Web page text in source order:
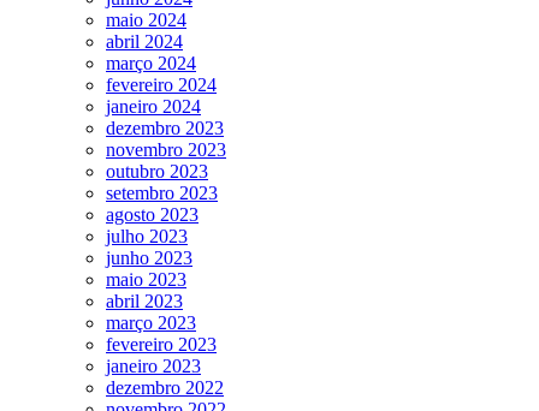
maio 2024
abril 2024
março 2024
fevereiro 2024
janeiro 2024
dezembro 2023
novembro 2023
outubro 2023
setembro 2023
agosto 2023
julho 2023
junho 2023
maio 2023
abril 2023
março 2023
fevereiro 2023
janeiro 2023
dezembro 2022